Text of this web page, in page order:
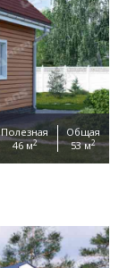
Полезная
46 м2
Общая
53 м2